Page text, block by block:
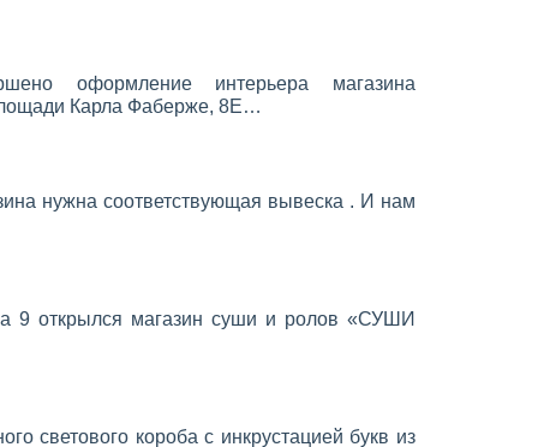
оформление интерьера магазина
Карла Фаберже, 8Е…
нужна соответствующая вывеска . И нам
9 открылся магазин суши и ролов «СУШИ
светового короба с инкрустацией букв из